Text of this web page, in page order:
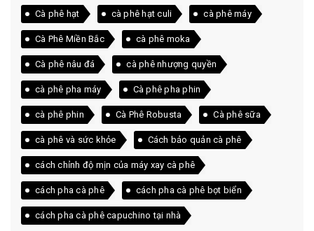
Cà phê hạt cà phê hạt culi cà phê máy
Cà Phê Miền Bắc cà phê moka
Cà phê nâu đá cà phê nhượng quyền
cà phê pha máy Cà phê pha phin
cà phê phin Cà Phê Robusta Cà phê sữa
cà phê và sức khỏe Cách bảo quản cà phê
cách chỉnh độ mịn của máy xay cà phê
cách pha cà phê cách pha cà phê bọt biển
cách pha cà phê capuchino tại nhà